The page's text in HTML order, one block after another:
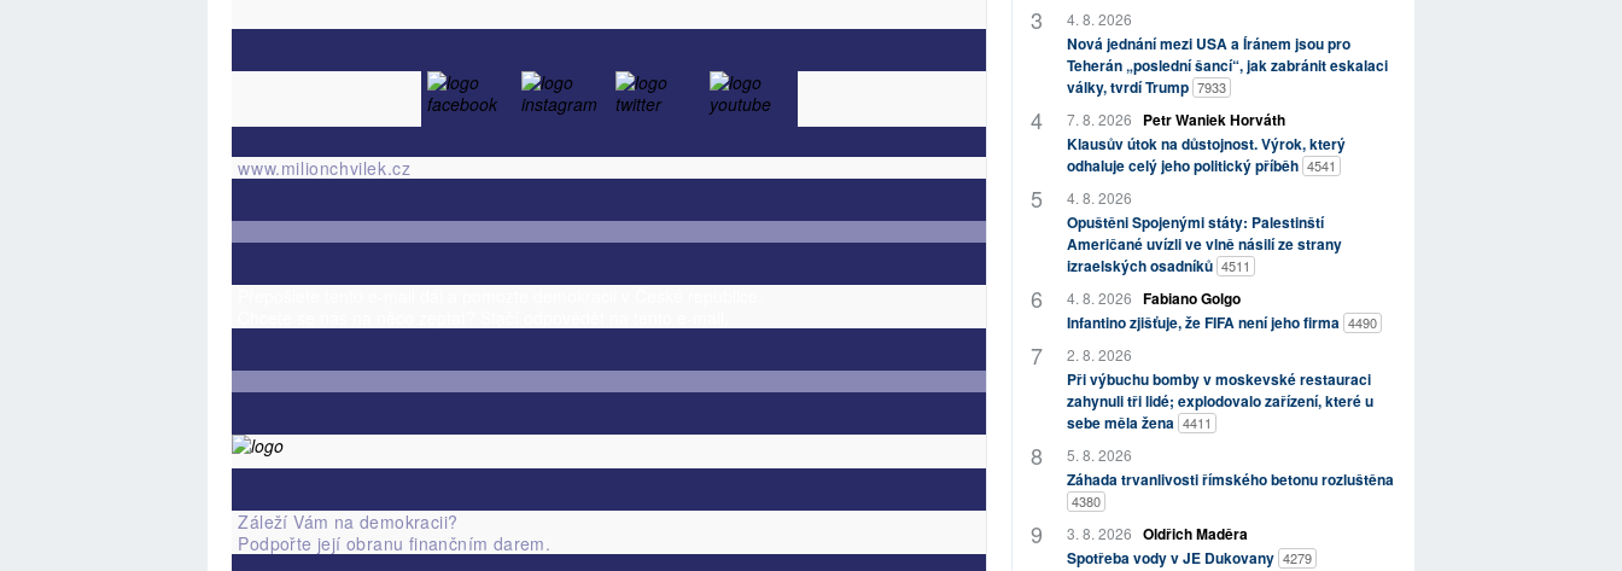
www.milionchvilek.cz
Záleží Vám na demokracii?
Podpořte její obranu finančním darem.
4. 8. 2026
Nová jednání mezi USA a Íránem jsou pro
Teherán „poslední šancí“, jak zabránit eskalaci
války, tvrdí Trump 7933
7. 8. 2026
Petr Waniek Horváth
Klausův útok na důstojnost. Výrok, který
odhaluje celý jeho politický příběh 4541
4. 8. 2026
Opuštěni Spojenými státy: Palestinští
Američané uvízli ve vlně násilí ze strany
izraelských osadníků 4511
4. 8. 2026 Fabiano Golgo
Infantino zjišťuje, že FIFA není jeho firma 4490
2. 8. 2026
Při výbuchu bomby v moskevské restauraci
zahynuli tři lidé; explodovalo zařízení, které u
sebe měla žena 4411
5. 8. 2026
Záhada trvanlivosti římského betonu rozluštěna
4380
3. 8. 2026 Oldřich Maděra
Spotřeba vody v JE Dukovany 4279